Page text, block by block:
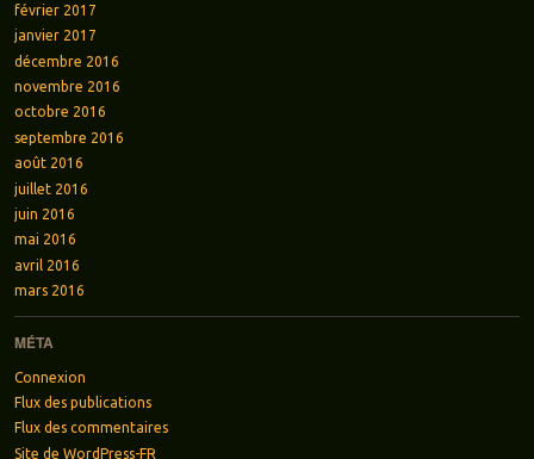
février 2017
janvier 2017
décembre 2016
novembre 2016
octobre 2016
septembre 2016
août 2016
juillet 2016
juin 2016
mai 2016
avril 2016
mars 2016
MÉTA
Connexion
Flux des publications
Flux des commentaires
Site de WordPress-FR